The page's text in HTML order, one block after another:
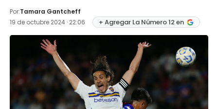
Por:Tamara Gantcheff
19 de octubre 2024 · 22:06
+ Agregar La Número 12 en